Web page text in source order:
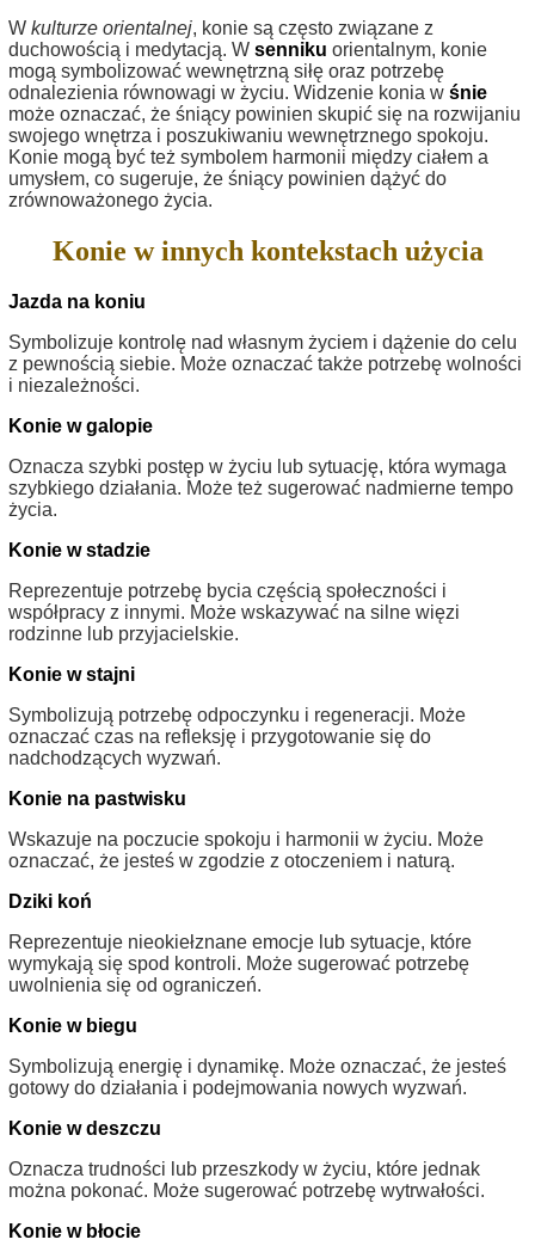
W kulturze orientalnej, konie są często związane z
duchowością i medytacją. W senniku orientalnym, konie
mogą symbolizować wewnętrzną siłę oraz potrzebę
odnalezienia równowagi w życiu. Widzenie konia w śnie
może oznaczać, że śniący powinien skupić się na rozwijaniu
swojego wnętrza i poszukiwaniu wewnętrznego spokoju.
Konie mogą być też symbolem harmonii między ciałem a
umysłem, co sugeruje, że śniący powinien dążyć do
zrównoważonego życia.
Konie w innych kontekstach użycia
Jazda na koniu
Symbolizuje kontrolę nad własnym życiem i dążenie do celu
z pewnością siebie. Może oznaczać także potrzebę wolności
i niezależności.
Konie w galopie
Oznacza szybki postęp w życiu lub sytuację, która wymaga
szybkiego działania. Może też sugerować nadmierne tempo
życia.
Konie w stadzie
Reprezentuje potrzebę bycia częścią społeczności i
współpracy z innymi. Może wskazywać na silne więzi
rodzinne lub przyjacielskie.
Konie w stajni
Symbolizują potrzebę odpoczynku i regeneracji. Może
oznaczać czas na refleksję i przygotowanie się do
nadchodzących wyzwań.
Konie na pastwisku
Wskazuje na poczucie spokoju i harmonii w życiu. Może
oznaczać, że jesteś w zgodzie z otoczeniem i naturą.
Dziki koń
Reprezentuje nieokiełznane emocje lub sytuacje, które
wymykają się spod kontroli. Może sugerować potrzebę
uwolnienia się od ograniczeń.
Konie w biegu
Symbolizują energię i dynamikę. Może oznaczać, że jesteś
gotowy do działania i podejmowania nowych wyzwań.
Konie w deszczu
Oznacza trudności lub przeszkody w życiu, które jednak
można pokonać. Może sugerować potrzebę wytrwałości.
Konie w błocie